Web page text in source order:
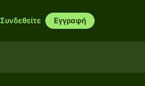
Συνδεθείτε Εγγραφή